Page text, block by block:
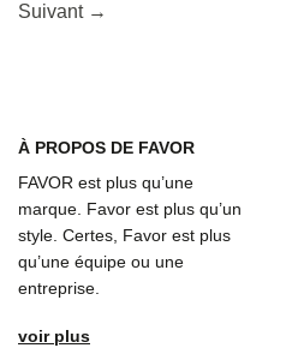
Suivant →
À PROPOS DE FAVOR
FAVOR est plus qu’une
marque. Favor est plus qu’un
style. Certes, Favor est plus
qu’une équipe ou une
entreprise.
voir plus